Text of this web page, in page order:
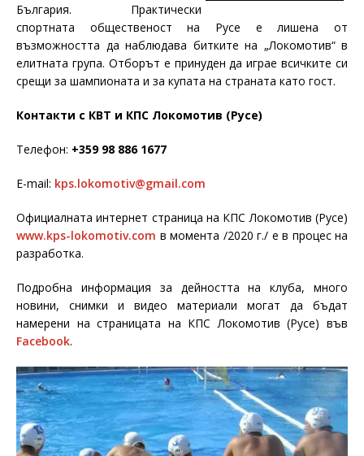
България. Практически
спортната общественост на Русе е лишена от
възможността да наблюдава битките на „Локомотив“ в
елитната група. Отборът е принуден да играе всичките си
срещи за шампионата и за купата на страната като гост.
Контакти с КВТ и КПС Локомотив (Русе)
Телефон: +359 98 886 1677
Е-mail: kps.lokomotiv@gmail.com
Официалната интернет страница на КПС Локомотив (Русе)
www.kps-lokomotiv.com в момента /2020 г./ е в процес на
разработка.
Подробна информация за дейността на клуба, много
новини, снимки и видео материали могат да бъдат
намерени на страницата на КПС Локомотив (Русе) във
Facebook.